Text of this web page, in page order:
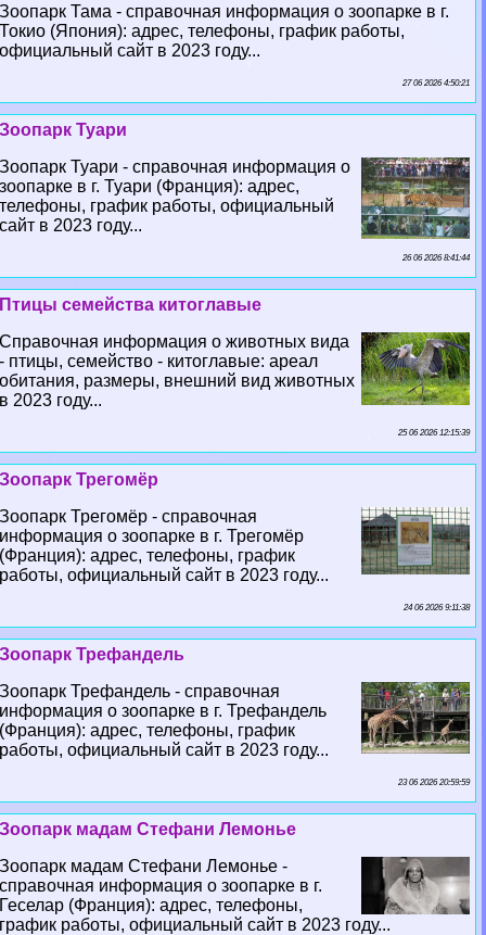
Зоопарк Тама - справочная информация о зоопарке в г.
Токио (Япония): адрес, телефоны, график работы,
официальный сайт в 2023 году...
27 06 2026 4:50:21
Зоопарк Туари
Зоопарк Туари - справочная информация о
зоопарке в г. Туари (Франция): адрес,
телефоны, график работы, официальный
сайт в 2023 году...
26 06 2026 8:41:44
Птицы семейства китоглавые
Справочная информация о животных вида
- птицы, семейство - китоглавые: ареал
обитания, размеры, внешний вид животных
в 2023 году...
25 06 2026 12:15:39
Зоопарк Трегомёр
Зоопарк Трегомёр - справочная
информация о зоопарке в г. Трегомёр
(Франция): адрес, телефоны, график
работы, официальный сайт в 2023 году...
24 06 2026 9:11:38
Зоопарк Трефандель
Зоопарк Трефандель - справочная
информация о зоопарке в г. Трефандель
(Франция): адрес, телефоны, график
работы, официальный сайт в 2023 году...
23 06 2026 20:59:59
Зоопарк мадам Стефани Лемонье
Зоопарк мадам Стефани Лемонье -
справочная информация о зоопарке в г.
Геселар (Франция): адрес, телефоны,
график работы, официальный сайт в 2023 году...